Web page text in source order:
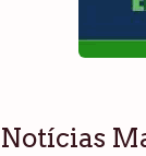
Notícias